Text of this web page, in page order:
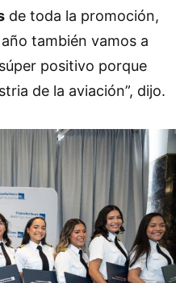
de toda la promoción,
también vamos a
positivo porque
de la aviación”, dijo.